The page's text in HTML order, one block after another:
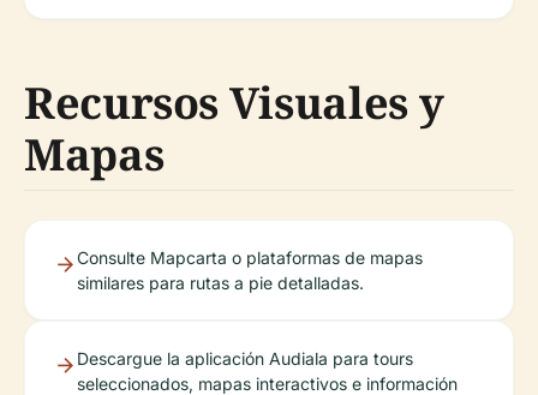
Recursos Visuales y
Mapas
Consulte Mapcarta o plataformas de mapas
similares para rutas a pie detalladas.
Descargue la aplicación Audiala para tours
seleccionados, mapas interactivos e información